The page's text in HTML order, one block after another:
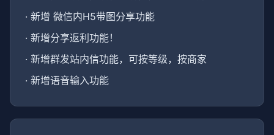
· 新增 微信内H5带图分享功能
· 新增分享返利功能！
· 新增群发站内信功能，可按等级，按商家
· 新增语音输入功能